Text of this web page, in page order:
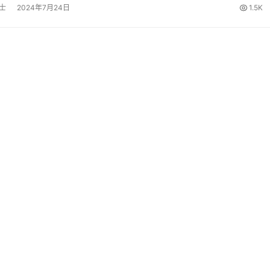
2024年7月24日 1.5K